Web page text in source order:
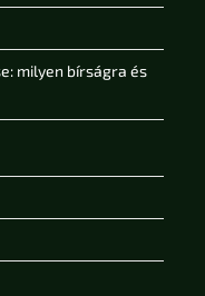
milyen bírságra és